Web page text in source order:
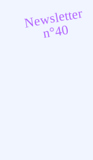
Newsletter
n°40